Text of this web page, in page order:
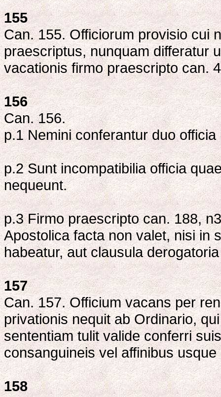
155
Can. 155. Officiorum provisio cui
praescriptus, nunquam differatur
vacationis firmo praescripto can.
156
Can. 156.
p.1 Nemini conferantur duo officia
p.2 Sunt incompatibilia officia
nequeunt.
p.3 Firmo praescripto can. 188,
Apostolica facta non valet, nisi in
habeatur, aut clausula
157
Can. 157. Officium vacans per
privationis nequit ab Ordinario,
sententiam tulit valide conferri
consanguineis vel affinibus
158